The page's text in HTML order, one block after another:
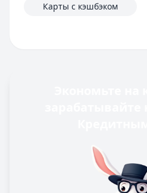
Карты с кэшбэком